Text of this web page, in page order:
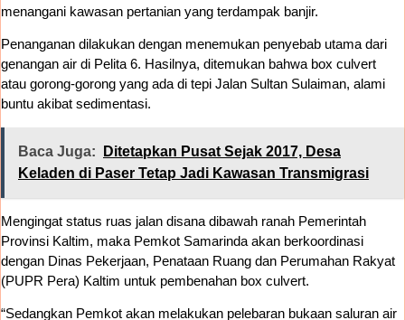
menangani kawasan pertanian yang terdampak banjir.
Penanganan dilakukan dengan menemukan penyebab utama dari
genangan air di Pelita 6. Hasilnya, ditemukan bahwa box culvert
atau gorong-gorong yang ada di tepi Jalan Sultan Sulaiman, alami
buntu akibat sedimentasi.
Baca Juga:
Ditetapkan Pusat Sejak 2017, Desa
Keladen di Paser Tetap Jadi Kawasan Transmigrasi
Mengingat status ruas jalan disana dibawah ranah Pemerintah
Provinsi Kaltim, maka Pemkot Samarinda akan berkoordinasi
dengan Dinas Pekerjaan, Penataan Ruang dan Perumahan Rakyat
(PUPR Pera) Kaltim untuk pembenahan box culvert.
“Sedangkan Pemkot akan melakukan pelebaran bukaan saluran air